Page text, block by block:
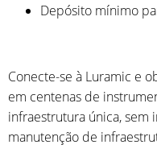
Depósito mínimo
Conecte-se à Luramic e
em centenas de
infraestrutura única, sem
manutenção de